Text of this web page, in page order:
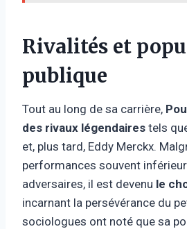
Rivalités et
publique
Tout au long de sa carrière,
des rivaux légendaires tels
et, plus tard, Eddy Merckx.
performances souvent
adversaires, il est devenu le
incarnant la persévérance du
sociologues ont noté que sa